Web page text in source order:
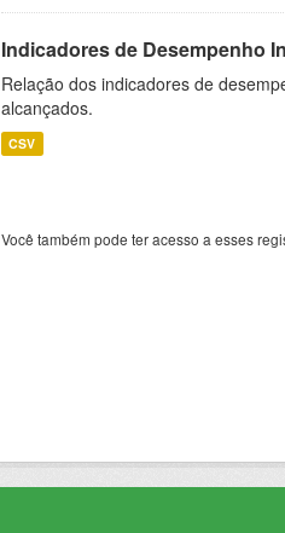
Indicadores de Desempenho
Relação dos indicadores de
alcançados.
CSV
Você também pode ter acesso a esses